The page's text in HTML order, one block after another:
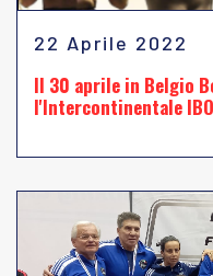
22 Aprile 2022
Il 30 aprile in Belgio
l'Intercontinentale